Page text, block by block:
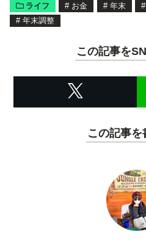
ライフ # お金 # 年末 #
# 年末調整
この記事を
この記事を